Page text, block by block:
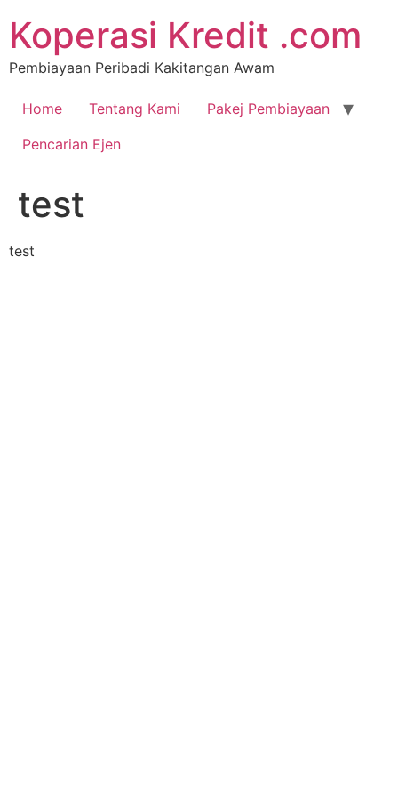
Koperasi Kredit .com
Pembiayaan Peribadi Kakitangan Awam
Home Tentang Kami
Pakej Pembiayaan
Pencarian Ejen
test
test